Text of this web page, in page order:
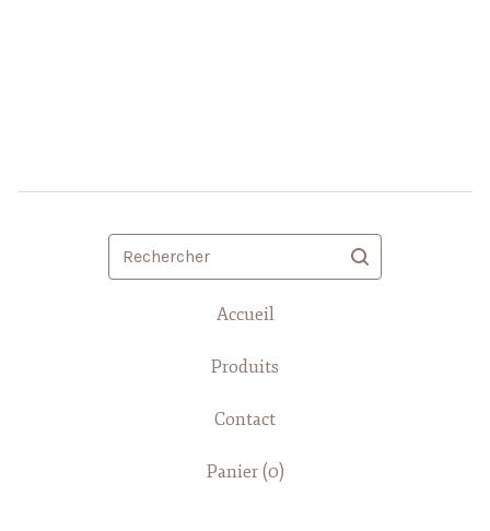
Rechercher
Accueil
Produits
Contact
Panier (0)